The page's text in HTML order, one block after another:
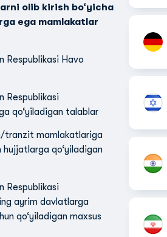
olib kirish bo‘yicha
ega mamlakatlar
Respublikasi Havo
Respublikasi
qo‘yiladigan talablar
tranzit mamlakatlariga
hujjatlarga qo‘yiladigan
Respublikasi
ayrim davlatlarga
qo‘yiladigan maxsus